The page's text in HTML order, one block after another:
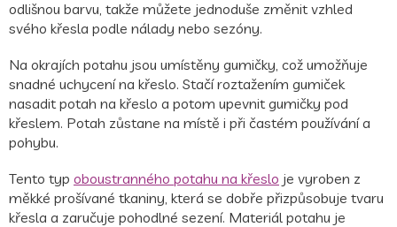
odlišnou barvu, takže můžete jednoduše změnit vzhled
svého křesla podle nálady nebo sezóny.
Na okrajích potahu jsou umístěny gumičky, což umožňuje
snadné uchycení na křeslo. Stačí roztažením gumiček
nasadit potah na křeslo a potom upevnit gumičky pod
křeslem. Potah zůstane na místě i při častém používání a
pohybu.
Tento typ oboustranného potahu na křeslo je vyroben z
měkké prošívané tkaniny, která se dobře přizpůsobuje tvaru
křesla a zaručuje pohodlné sezení. Materiál potahu je